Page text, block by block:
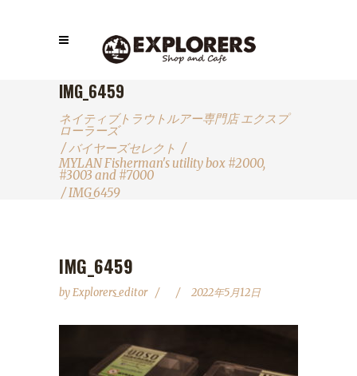
IMG_6459
ネイティブトラウトルアー専門店 エクスプ
ローラーズ
/バイヤーズセレクト /
MYLAN Fisherman's utility box #2000,
#3003 and #7000
/IMG_6459
IMG_6459
byExplorers_editor 2022年5月12日